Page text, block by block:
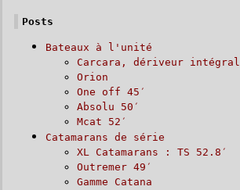
Posts
Bateaux à l'unité
Carcara, dériveur intégral
Orion
One off 45′
Absolu 50′
Mcat 52′
Catamarans de série
XL Catamarans : TS 52.8′
Outremer 49′
Gamme Catana